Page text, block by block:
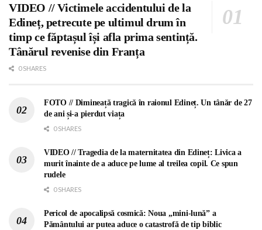
VIDEO // Victimele accidentului de la
Edineț, petrecute pe ultimul drum în
timp ce făptașul își afla prima sentință.
Tânărul revenise din Franța
0 SHARES
FOTO // Dimineață tragică în raionul Edineț. Un tânăr de 27
de ani și-a pierdut viața
0 SHARES
VIDEO // Tragedia de la maternitatea din Edineț: Livica a
murit înainte de a aduce pe lume al treilea copil. Ce spun
rudele
0 SHARES
Pericol de apocalipsă cosmică: Noua „mini-lună” a
Pământului ar putea aduce o catastrofă de tip biblic